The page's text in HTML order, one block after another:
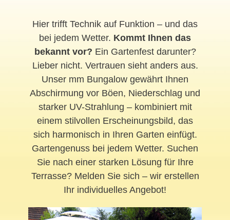
Hier trifft Technik auf Funktion – und das
bei jedem Wetter. Kommt Ihnen das
bekannt vor? Ein Gartenfest darunter?
Lieber nicht. Vertrauen sieht anders aus.
Unser mm Bungalow gewährt Ihnen
Abschirmung vor Böen, Niederschlag und
starker UV-Strahlung – kombiniert mit
einem stilvollen Erscheinungsbild, das
sich harmonisch in Ihren Garten einfügt.
Gartengenuss bei jedem Wetter. Suchen
Sie nach einer starken Lösung für Ihre
Terrasse? Melden Sie sich – wir erstellen
Ihr individuelles Angebot!